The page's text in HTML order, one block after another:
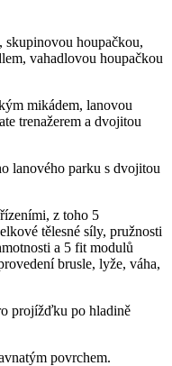
skupinovou houpačkou,
vahadlovou houpačkou
mikádem, lanovou
trenažerem a dvojitou
lanového parku s dvojitou
z toho 5
tělesné síly, pružnosti
a 5 fit modulů
brusle, lyže, váha,
projížďku po hladině
povrchem.